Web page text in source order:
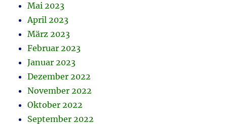
Mai 2023
April 2023
März 2023
Februar 2023
Januar 2023
Dezember 2022
November 2022
Oktober 2022
September 2022